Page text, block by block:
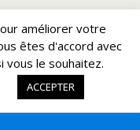
Bureau
améliorer votre
êtes d'accord avec
vous le souhaitez.
ACCEPTER